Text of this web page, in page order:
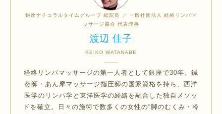
銀座ナチュラルタイムグループ 総院長 ／ 一般社団法人 経絡リンパマ
ッサージ協会 代表理事
渡辺 佳子
KEIKO WATANABE
経絡リンパマッサージの第一人者として銀座で30年。鍼
灸師・あん摩マッサージ指圧師の国家資格を持ち、西洋
医学のリンパ学と東洋医学の経絡を融合した独自メソッ
ドを確立。日々の施術で数多くの女性の“脚のむくみ・冷